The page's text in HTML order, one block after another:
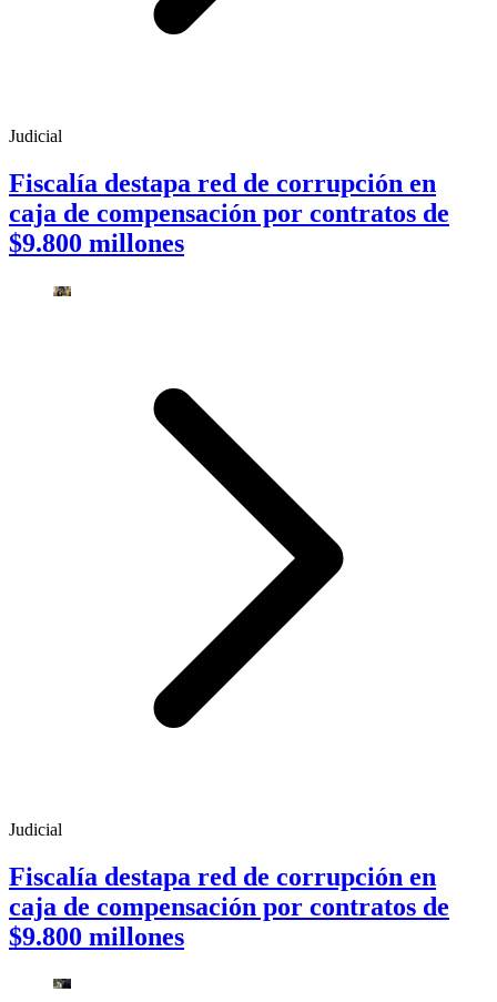
Judicial
Fiscalía destapa red de corrupción en
caja de compensación por contratos de
$9.800 millones
Judicial
Fiscalía destapa red de corrupción en
caja de compensación por contratos de
$9.800 millones